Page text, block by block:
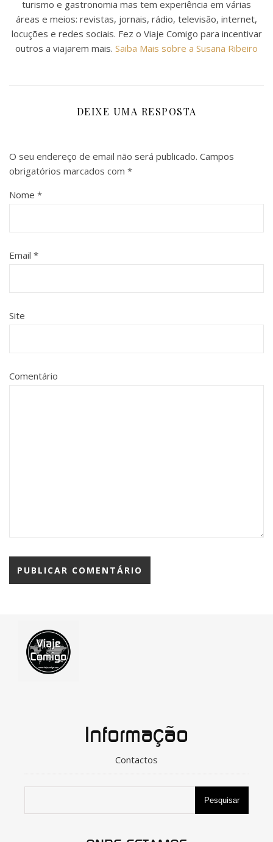
turismo e gastronomia mas tem experiência em várias
áreas e meios: revistas, jornais, rádio, televisão, internet,
locuções e redes sociais. Fez o Viaje Comigo para incentivar
outros a viajarem mais. Saiba Mais sobre a Susana Ribeiro
DEIXE UMA RESPOSTA
O seu endereço de email não será publicado. Campos
obrigatórios marcados com *
Nome *
Email *
Site
Comentário
Informação
Contactos
Pesquisar